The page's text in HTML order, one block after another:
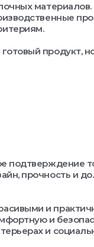
продукт,
подтверждение
прочность и
и
и
и